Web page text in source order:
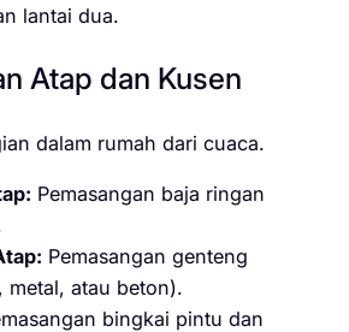
lantai dua.
Atap dan Kusen
dalam rumah dari cuaca.
Pemasangan baja ringan
Pemasangan genteng
metal, atau beton).
bingkai pintu dan